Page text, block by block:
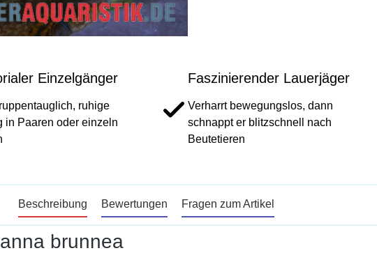
Einzelgänger
ruhige
in Paaren oder einzeln
Faszinierender Lauerjäger
Verharrt bewegungslos, dann
schnappt er blitzschnell nach
Beutetieren
Beschreibung Bewertungen Fragen zum Artikel
brunnea